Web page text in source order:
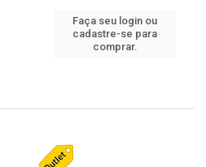
Faça seu login ou
cadastre-se para
comprar.